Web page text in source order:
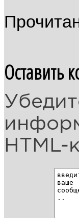
Оставить